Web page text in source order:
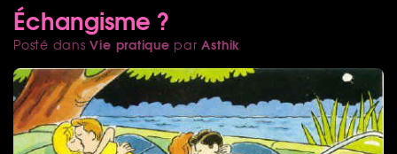
Échangisme ?
Posté dansVie pratique parAsthik